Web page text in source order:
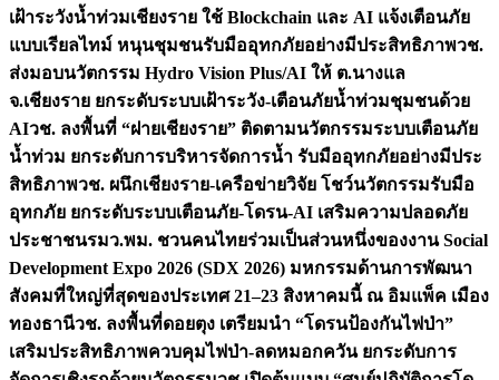
เฝ้าระวังน้ำท่วมเชียงราย ใช้ Blockchain และ AI แจ้งเตือนภัย
แบบเรียลไทม์ หนุนชุมชนรับมืออุทกภัยอย่างมีประสิทธิภาพวช.
ส่งมอบนวัตกรรม Hydro Vision Plus/AI ให้ ต.นางแล
จ.เชียงราย ยกระดับระบบเฝ้าระวัง-เตือนภัยน้ำท่วมชุมชนด้วย
AIวช. ลงพื้นที่ “ฝายเชียงราย” ติดตามนวัตกรรมระบบเตือนภัย
น้ำท่วม ยกระดับการบริหารจัดการน้ำ รับมืออุทกภัยอย่างมีประ
สิทธิภาพวช. ผนึกเชียงราย-เครือข่ายวิจัย โชว์นวัตกรรมรับมือ
อุทกภัย ยกระดับระบบเตือนภัย-โดรน-AI เสริมความปลอดภัย
ประชาชนรมว.พม. ชวนคนไทยร่วมเป็นส่วนหนึ่งของงาน Social
Development Expo 2026 (SDX 2026) มหกรรมด้านการพัฒนา
สังคมที่ใหญ่ที่สุดของประเทศ 21–23 สิงหาคมนี้ ณ อิมแพ็ค เมือง
ทองธานีวช. ลงพื้นที่ดอยตุง เตรียมนำ “โดรนป้องกันไฟป่า”
เสริมประสิทธิภาพควบคุมไฟป่า-ลดหมอกควัน ยกระดับการ